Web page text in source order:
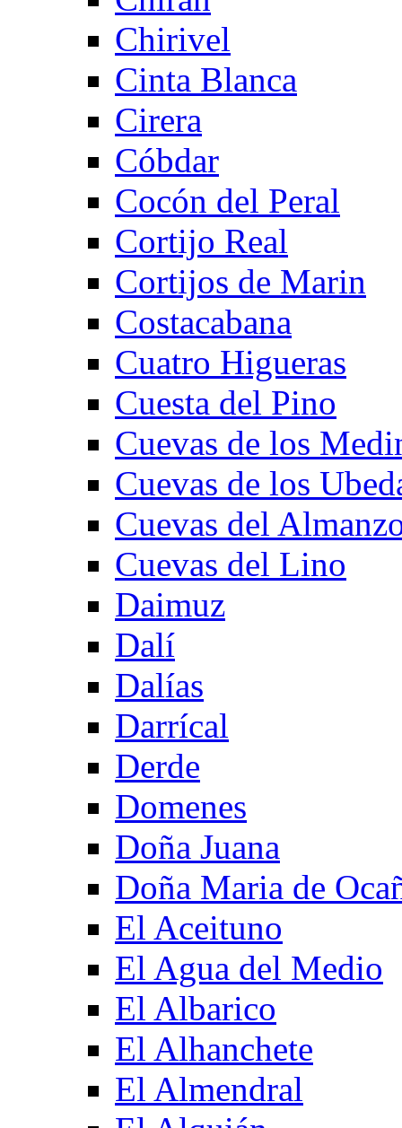
Chirivel
Cinta Blanca
Cirera
Cóbdar
Cocón del Peral
Cortijo Real
Cortijos de Marin
Costacabana
Cuatro Higueras
Cuesta del Pino
Cuevas de los
Cuevas de los
Cuevas del
Cuevas del Lino
Daimuz
Dalí
Dalías
Darrícal
Derde
Domenes
Doña Juana
Doña Maria de
El Aceituno
El Agua del Medio
El Albarico
El Alhanchete
El Almendral